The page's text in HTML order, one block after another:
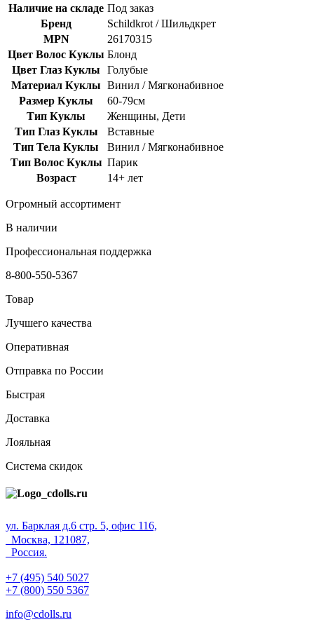
Наличие на складе Под заказ
Бренд
Schildkrot / Шильдкрет
MPN
26170315
Цвет Волос Куклы Блонд
Цвет Глаз Куклы
Голубые
Материал Куклы Винил / Мягконабивное
Размер Куклы
60-79см
Тип Куклы
Женщины, Дети
Тип Глаз Куклы
Вставные
Тип Тела Куклы
Винил / Мягконабивное
Тип Волос Куклы Парик
Возраст
14+ лет
Огромный ассортимент
В наличии
Профессиональная поддержка
8-800-550-5367
Товар
Лучшего качества
Оперативная
Отправка по России
Быстрая
Доставка
Лояльная
Система скидок
ул. Барклая д.6 стр. 5, офис 116,
Москва, 121087,
Россия.
+7 (495) 540 5027
+7 (800) 550 5367
info@cdolls.ru